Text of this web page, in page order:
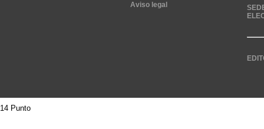
Aviso legal
14 Punto